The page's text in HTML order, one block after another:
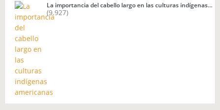
La importancia del cabello largo en las culturas indígenas…
(9.927)